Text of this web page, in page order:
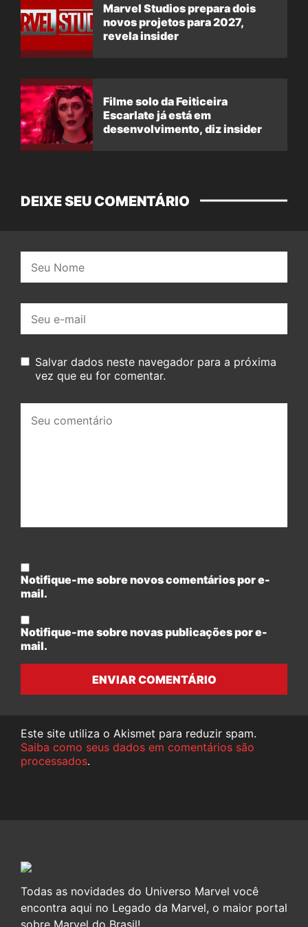
Marvel Studios prepara dois
novos projetos para 2027,
revela insider
Filme solo da Feiticeira
Escarlate já está em
desenvolvimento, diz insider
DEIXE SEU COMENTÁRIO
mail:
Salvar dados neste navegador para a próxima
vez que eu for comentar.
comentário:
Notifique-me sobre novos comentários por e-
mail.
Notifique-me sobre novas publicações por e-
mail.
ENVIAR COMENTÁRIO
Este site utiliza o Akismet para reduzir spam.
Saiba como seus dados em comentários são
processados.
Todas as novidades do Universo Marvel você
encontra aqui no Legado da Marvel, o maior portal